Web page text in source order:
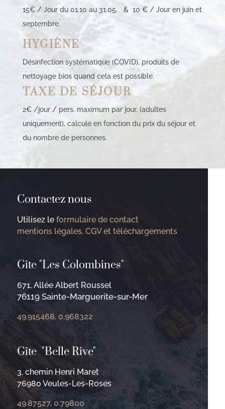
15€ / Jour du 01.10 au 31.05. & 10 € / Jour en juin et
septembre.
HYGIÈNE
Désinfection systématique (COVID), produits de
nettoyage bios quand cela est possible.
TAXE DE SÉJOUR
2€ /jour / pers. maximum par jour. (adultes
uniquement), calculé en fonction du prix du séjour et
du nombre de personnes.
Contactez nous
Utilisez le formulaire de contact
mentions légales, CGV et téléchargements
Gîte "Les Colombines"
671, Allée Albert Roussel
76119 Sainte-Marguerite-sur-Mer
49.915468, 0.968322
Gîte "Belle Rive"
3, chemin Henri Maret
76980 Veules-Les-Roses
49.87527, 0.79800